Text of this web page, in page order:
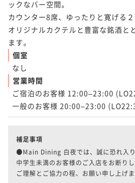
ックなバー空間。
カウンター8席、ゆったりと寛げる
オリジナルカクテルと豊富な銘酒と
ます。
個室
なし
営業時間
ご宿泊のお客様 12:00–23:00
一般のお客様 20:00–23:00
補足事項
●Main Dining 白夜では、誠に恐れ入り
中学生未満のお客様のご入店をお断りし
ご理解とご協力の程、お願い申し上げま